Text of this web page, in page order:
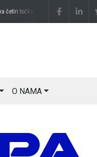
točkaprije 2 sedmice
O NAMA